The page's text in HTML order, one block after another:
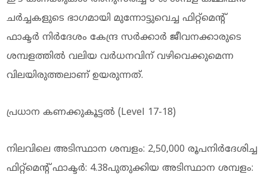
ചര്‍ച്ചകളുടെ ഭാഗമായി മുന്നോട്ടുവെച്ച ഫിറ്റ്മെന്റ്
ഫാക്ടര്‍ നിര്‍ദേശം കേന്ദ്ര സര്‍ക്കാര്‍ ജീവനക്കാരുടെ
ശമ്പളത്തില്‍ വലിയ വര്‍ധനവിന് വഴിവെക്കുമെന്ന
വിലയിരുത്തലാണ് ഉയരുന്നത്.
പ്രധാന കണക്കുകൂട്ടല്‍ (Level 17-18)
നിലവിലെ അടിസ്ഥാന ശമ്പളം: 2,50,000 രൂപനിര്‍ദേശിച്ച
ഫിറ്റ്മെന്റ് ഫാക്ടര്‍: 4.38പുതുക്കിയ അടിസ്ഥാന ശമ്പളം: